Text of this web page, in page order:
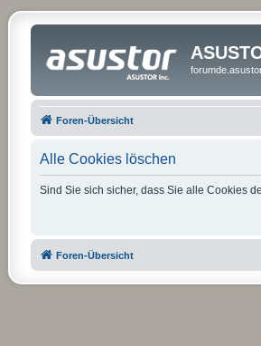
Foren-Übersicht
Alle Cookies löschen
Sind Sie sich sicher, dass Sie alle Cookies
Foren-Übersicht